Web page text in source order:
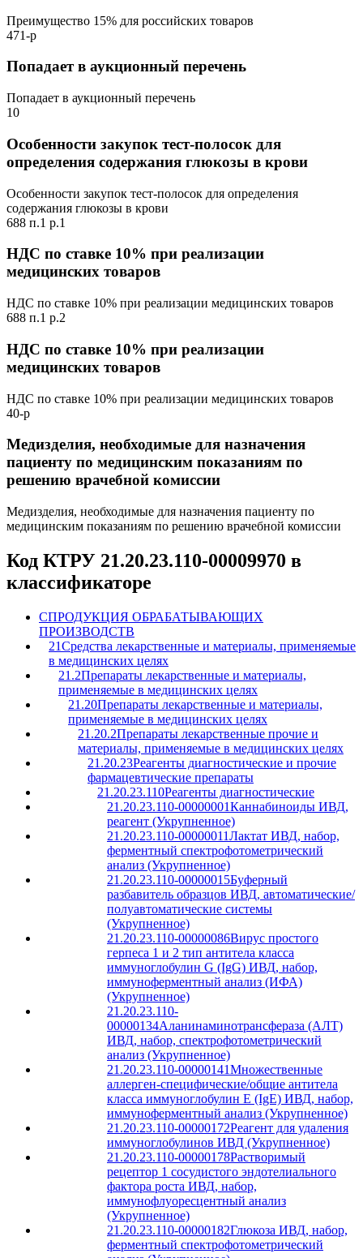
Преимущество 15% для российских товаров
471-р
Попадает в аукционный перечень
Попадает в аукционный перечень
10
Особенности закупок тест-полосок для
определения содержания глюкозы в крови
Особенности закупок тест-полосок для определения
содержания глюкозы в крови
688 п.1 р.1
НДС по ставке 10% при реализации
медицинских товаров
НДС по ставке 10% при реализации медицинских товаров
688 п.1 р.2
НДС по ставке 10% при реализации
медицинских товаров
НДС по ставке 10% при реализации медицинских товаров
40-р
Медизделия, необходимые для назначения
пациенту по медицинским показаниям по
решению врачебной комиссии
Медизделия, необходимые для назначения пациенту по
медицинским показаниям по решению врачебной комиссии
Код КТРУ 21.20.23.110-00009970 в
классификаторе
CПРОДУКЦИЯ ОБРАБАТЫВАЮЩИХ
ПРОИЗВОДСТВ
21Средства лекарственные и материалы, применяемые
в медицинских целях
21.2Препараты лекарственные и материалы,
применяемые в медицинских целях
21.20Препараты лекарственные и материалы,
применяемые в медицинских целях
21.20.2Препараты лекарственные прочие и
материалы, применяемые в медицинских целях
21.20.23Реагенты диагностические и прочие
фармацевтические препараты
21.20.23.110Реагенты диагностические
21.20.23.110-00000001Каннабиноиды ИВД,
реагент (Укрупненное)
21.20.23.110-00000011Лактат ИВД, набор,
ферментный спектрофотометрический
анализ (Укрупненное)
21.20.23.110-00000015Буферный
разбавитель образцов ИВД, автоматические/
полуавтоматические системы
(Укрупненное)
21.20.23.110-00000086Вирус простого
герпеса 1 и 2 тип антитела класса
иммуноглобулин G (IgG) ИВД, набор,
иммуноферментный анализ (ИФА)
(Укрупненное)
21.20.23.110-
00000134Аланинаминотрансфераза (АЛТ)
ИВД, набор, спектрофотометрический
анализ (Укрупненное)
21.20.23.110-00000141Множественные
аллерген-специфические/общие антитела
класса иммуноглобулин Е (IgE) ИВД, набор,
иммуноферментный анализ (Укрупненное)
21.20.23.110-00000172Реагент для удаления
иммуноглобулинов ИВД (Укрупненное)
21.20.23.110-00000178Растворимый
рецептор 1 сосудистого эндотелиального
фактора роста ИВД, набор,
иммунофлуоресцентный анализ
(Укрупненное)
21.20.23.110-00000182Глюкоза ИВД, набор,
ферментный спектрофотометрический